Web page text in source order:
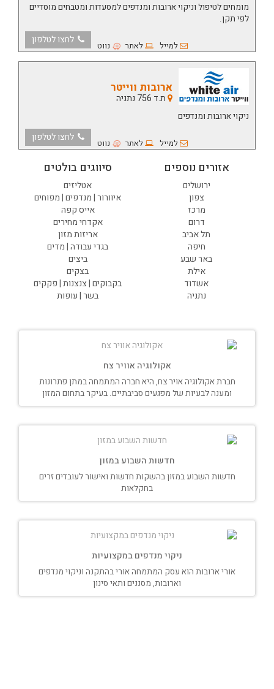
מומחים לטיפול וניקוי ארובות ומנדפים למסעדות ומטבחים מוסדיים
לפי תקן.
למייל לאתר נווט לחצו לטלפון
ארובות ווייטר
ת.ד 756 נתניה
ניקוי ארובות ומנדפים
למייל לאתר נווט לחצו לטלפון
סיווגים בולטים
אטליזים
איוורור | מנדפים | מפוחים
אייס קפה
אקדחי מחירים
אריזות מזון
בגדי עבודה | מדים
ביצים
בצקים
בקבוקים | צנצנות | פקקים
בשר | עופות
אזורים נוספים
ירושלים
צפון
מרכז
דרום
תל אביב
חיפה
באר שבע
אילת
אשדוד
נתניה
אקולוגיה אוויר צח
חברת אקולוגיה אויר צח, היא חברה המתמחה במתן פתרונות
ומענה לבעיות של מפגעים סביבתיים. בעיקר בתחום המזון
חדשות השבוע במזון
חדשות השבוע במזון בהשקות חדשות ואישור לעובדים זרים
בחקלאות
ניקוי מנדפים במקצועיות
אורי ארובות הוא עסק המתמחה אורי בהתקנה וניקוי מנדפים
וארובות, מסננים ותאי סינון